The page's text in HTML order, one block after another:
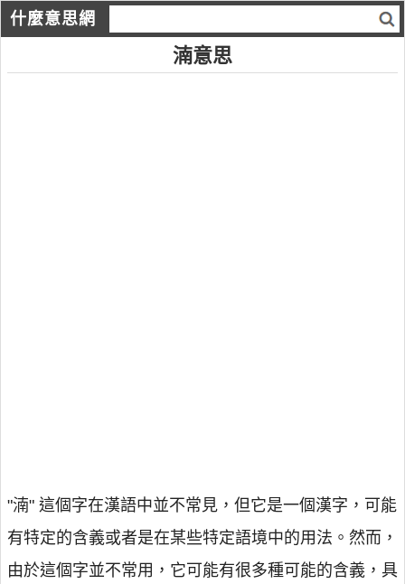
什麼意思網
湳意思
"湳" 這個字在漢語中並不常見，但它是一個漢字，可能
有特定的含義或者是在某些特定語境中的用法。然而，
由於這個字並不常用，它可能有很多種可能的含義，具